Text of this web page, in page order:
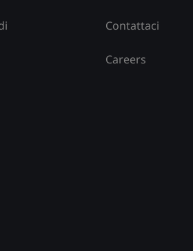
Contattaci
Careers